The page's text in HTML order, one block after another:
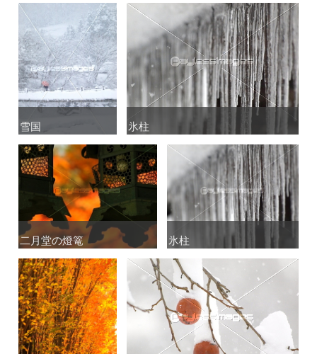
雪国
雪国 氷柱
氷柱
二月堂の燈篭
二月堂の燈篭 氷柱
氷柱